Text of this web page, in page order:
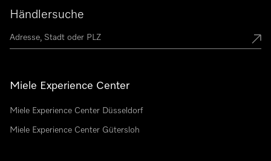
Händlersuche
Miele Experience Center
Miele Experience Center Düsseldorf
Miele Experience Center Gütersloh